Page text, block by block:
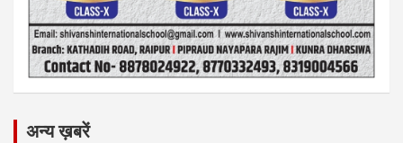
अन्य ख़बरें